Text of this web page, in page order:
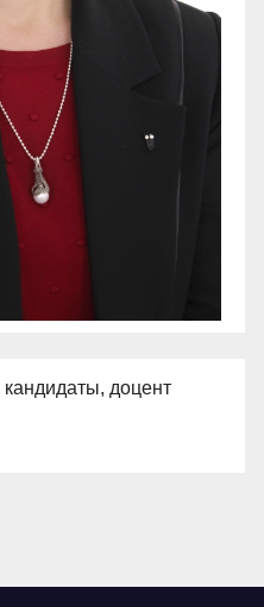
доцент